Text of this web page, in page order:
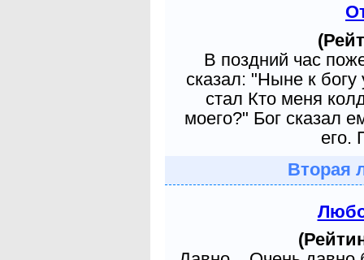
В поздний час
сказал: "Ныне к
стал Кто меня
моего?" Бог сказал
его.
Вторая